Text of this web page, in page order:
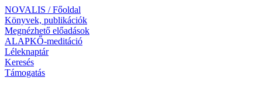
NOVALIS / Főoldal
Könyvek, publikációk
Megnézhető előadások
ALAPKŐ-meditáció
Léleknaptár
Keresés
Támogatás